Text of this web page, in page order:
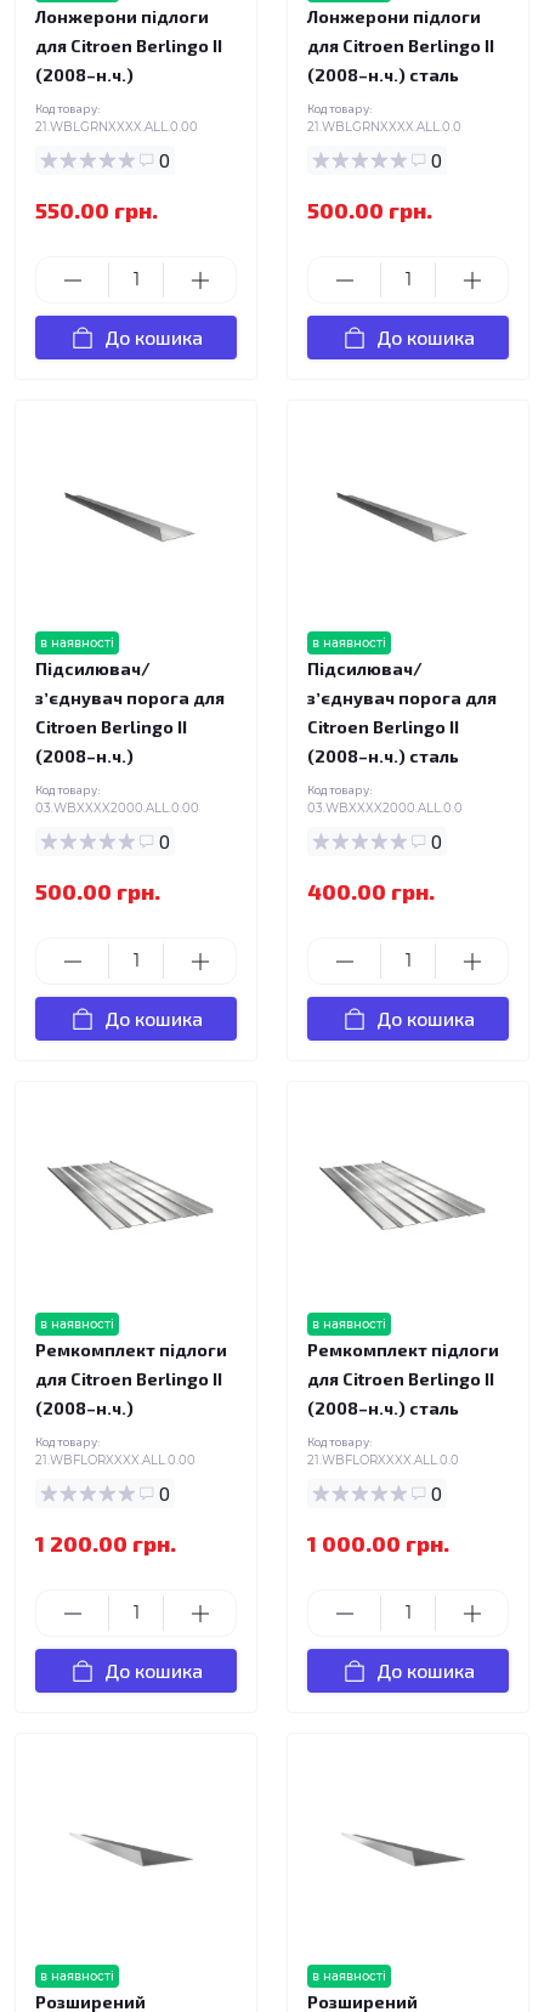
Лонжерони підлоги
для Citroen Berlingo II
(2008–н.ч.)
Код товару:
21.WBLGRNXXXX.ALL.0.00
0
550.00 грн.
До кошика
Лонжерони підлоги
для Citroen Berlingo II
(2008–н.ч.) сталь
Код товару:
21.WBLGRNXXXX.ALL.0.0
0
500.00 грн.
До кошика
в наявності
Підсилювач/
зʼєднувач порога для
Citroen Berlingo II
(2008–н.ч.)
Код товару:
03.WBXXXX2000.ALL.0.00
0
500.00 грн.
До кошика
в наявності
Підсилювач/
зʼєднувач порога для
Citroen Berlingo II
(2008–н.ч.) сталь
Код товару:
03.WBXXXX2000.ALL.0.0
0
400.00 грн.
До кошика
в наявності
Ремкомплект підлоги
для Citroen Berlingo II
(2008–н.ч.)
Код товару:
21.WBFLORXXXX.ALL.0.00
0
1 200.00 грн.
До кошика
в наявності
Ремкомплект підлоги
для Citroen Berlingo II
(2008–н.ч.) сталь
Код товару:
21.WBFLORXXXX.ALL.0.0
0
1 000.00 грн.
До кошика
в наявності
Розширений
в наявності
Розширений